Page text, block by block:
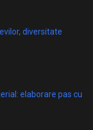
diversitate
elaborare pas cu